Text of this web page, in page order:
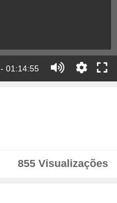
- 01:14:55
855 Visualizações